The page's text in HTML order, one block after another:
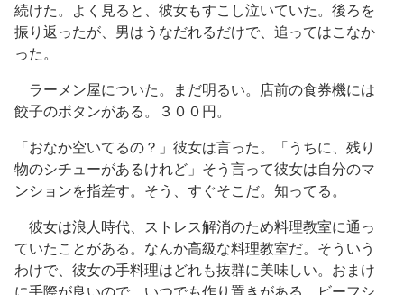
続けた。よく見ると、彼女もすこし泣いていた。後ろを
振り返ったが、男はうなだれるだけで、追ってはこなか
った。
ラーメン屋についた。まだ明るい。店前の食券機には
餃子のボタンがある。３００円。
「おなか空いてるの？」彼女は言った。「うちに、残り
物のシチューがあるけれど」そう言って彼女は自分のマ
ンションを指差す。そう、すぐそこだ。知ってる。
彼女は浪人時代、ストレス解消のため料理教室に通っ
ていたことがある。なんか高級な料理教室だ。そういう
わけで、彼女の手料理はどれも抜群に美味しい。おまけ
に手際が良いので、いつでも作り置きがある。ビーフシ